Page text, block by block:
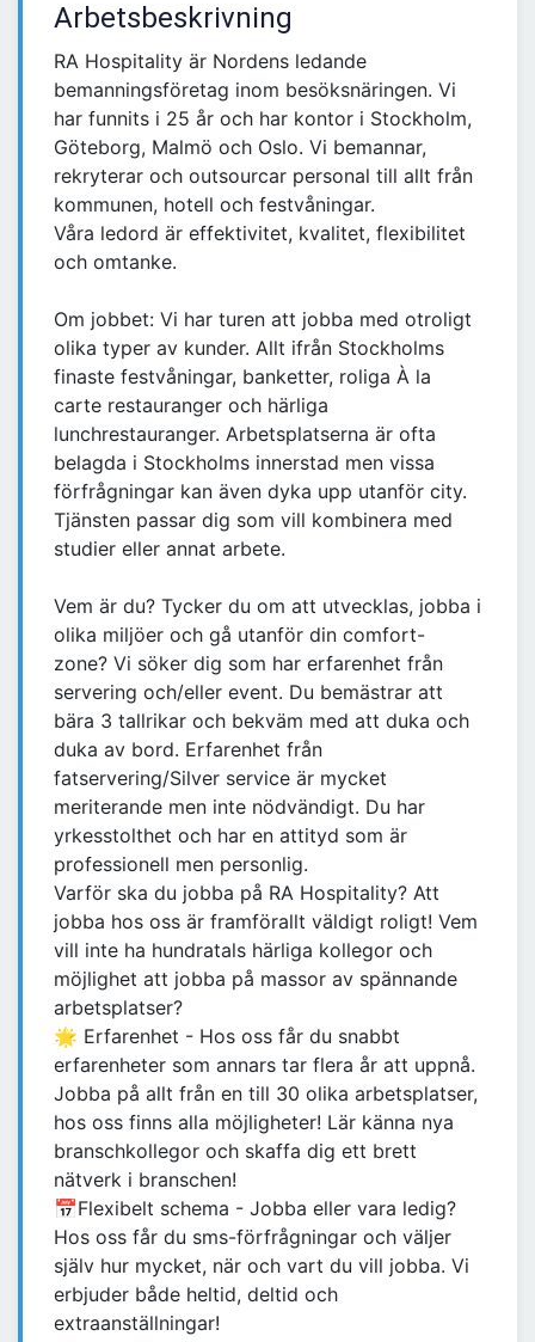
Arbetsbeskrivning
RA Hospitality är Nordens ledande
bemanningsföretag inom besöksnäringen. Vi
har funnits i 25 år och har kontor i Stockholm,
Göteborg, Malmö och Oslo. Vi bemannar,
rekryterar och outsourcar personal till allt från
kommunen, hotell och festvåningar.
Våra ledord är effektivitet, kvalitet, flexibilitet
och omtanke.
Om jobbet: Vi har turen att jobba med otroligt
olika typer av kunder. Allt ifrån Stockholms
finaste festvåningar, banketter, roliga À la
carte restauranger och härliga
lunchrestauranger. Arbetsplatserna är ofta
belagda i Stockholms innerstad men vissa
förfrågningar kan även dyka upp utanför city.
Tjänsten passar dig som vill kombinera med
studier eller annat arbete.
Vem är du? Tycker du om att utvecklas, jobba i
olika miljöer och gå utanför din comfort-
zone? Vi söker dig som har erfarenhet från
servering och/eller event. Du bemästrar att
bära 3 tallrikar och bekväm med att duka och
duka av bord. Erfarenhet från
fatservering/Silver service är mycket
meriterande men inte nödvändigt. Du har
yrkesstolthet och har en attityd som är
professionell men personlig.
Varför ska du jobba på RA Hospitality? Att
jobba hos oss är framförallt väldigt roligt! Vem
vill inte ha hundratals härliga kollegor och
möjlighet att jobba på massor av spännande
arbetsplatser?
🌟 Erfarenhet - Hos oss får du snabbt
erfarenheter som annars tar flera år att uppnå.
Jobba på allt från en till 30 olika arbetsplatser,
hos oss finns alla möjligheter! Lär känna nya
branschkollegor och skaffa dig ett brett
nätverk i branschen!
📅Flexibelt schema - Jobba eller vara ledig?
Hos oss får du sms-förfrågningar och väljer
själv hur mycket, när och vart du vill jobba. Vi
erbjuder både heltid, deltid och
extraanställningar!